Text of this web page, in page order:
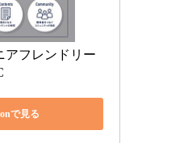
アフレンドリー
で見る